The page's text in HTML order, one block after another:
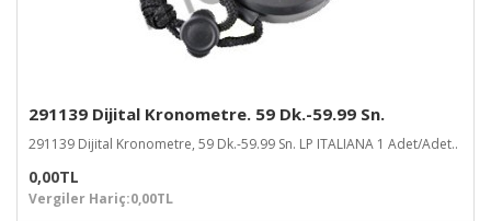
291139 Dijital Kronometre. 59 Dk.-59.99 Sn.
291139 Dijital Kronometre, 59 Dk.-59.99 Sn. LP ITALIANA 1 Adet/Adet..
0,00TL
Vergiler Hariç:0,00TL